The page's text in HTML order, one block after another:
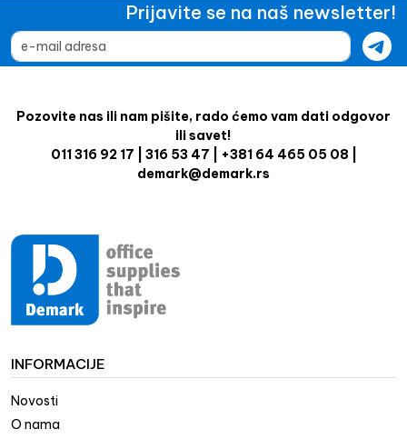
Prijavite se na naš newsletter!
Pozovite nas ili nam pišite, rado ćemo vam dati odgovor
ili savet!
011 316 92 17 | 316 53 47 | +381 64 465 05 08 |
demark@demark.rs
INFORMACIJE
Novosti
O nama